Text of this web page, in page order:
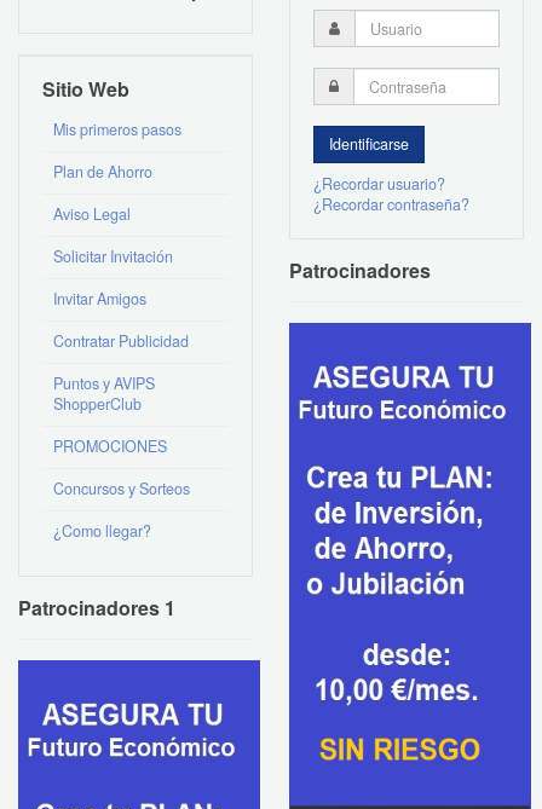
Sitio Web
Mis primeros pasos
Plan de Ahorro
Aviso Legal
Solicitar Invitación
Invitar Amigos
Contratar Publicidad
Puntos y AVIPS
ShopperClub
PROMOCIONES
Concursos y Sorteos
¿Como llegar?
Patrocinadores 1
¿Recordar usuario?
¿Recordar contraseña?
Patrocinadores